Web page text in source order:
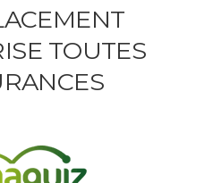
TOUTES